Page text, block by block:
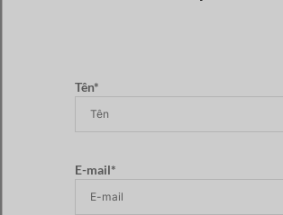
Tên*
E-mail*